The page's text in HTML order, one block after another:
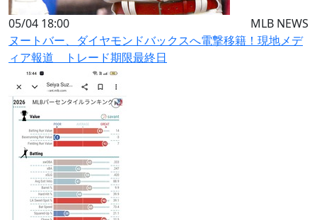
05/04 18:00
MLB NEWS
ヌートバー、ダイヤモンドバックスへ電撃移籍！現地メデ
ィア報道 トレード期限最終日